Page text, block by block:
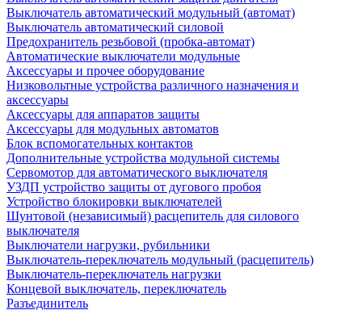
Выключатель автоматический модульный (автомат)
Выключатель автоматический силовой
Предохранитель резьбовой (пробка-автомат)
Автоматические выключатели модульные
Аксессуары и прочее оборудование
Низковольтные устройства различного назначения и
аксессуары
Аксессуары для аппаратов защиты
Аксессуары для модульных автоматов
Блок вспомогательных контактов
Дополнительные устройства модульной системы
Сервомотор для автоматического выключателя
УЗДП устройство защиты от дугового пробоя
Устройство блокировки выключателей
Шунтовой (независимый) расцепитель для силового
выключателя
Выключатели нагрузки, рубильники
Выключатель-переключатель модульный (расцепитель)
Выключатель-переключатель нагрузки
Концевой выключатель, переключатель
Разъединитель